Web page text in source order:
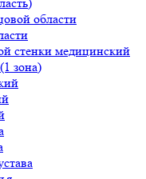
области
стенки медицинский
зона)